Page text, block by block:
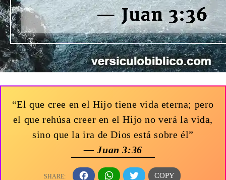
“El que cree en el Hijo tiene vida eterna; pero
el que rehúsa creer en el Hijo no verá la vida,
sino que la ira de Dios está sobre él”
— Juan 3:36